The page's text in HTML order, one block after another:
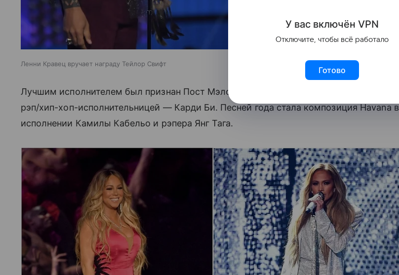
Ленни Кравец вручает награду Тейлор Свифт
Лучшим исполнителем был признан Пост Мэлоун, лучшей группой — Migos, лучшей
рэп/хип-хоп-исполнительницей — Карди Би. Песней года стала композиция Havana в
исполнении Камилы Кабельо и рэпера Янг Тага.
У вас включён VPN
Отключите, чтобы всё работало
Готово